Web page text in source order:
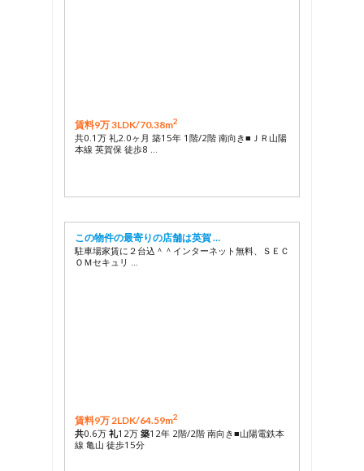
賃料9万 3LDK/70.38m2
共0.1万 礼2.0ヶ月 築15年 1階/2階 南向き■ＪＲ山陽
本線 英賀保 徒歩8 …
この物件の最寄りの店舗は英賀 …
駐車場家賃に２台込＾＾インターネット無料、ＳＥＣ
ＯＭセキュリ …
賃料9万 2LDK/64.59m2
共0.6万 礼12万 築12年 2階/2階 南向き■山陽電鉄本
線 亀山 徒歩15分